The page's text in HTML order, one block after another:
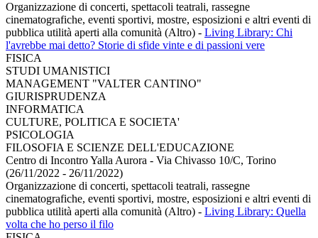
Organizzazione di concerti, spettacoli teatrali, rassegne
cinematografiche, eventi sportivi, mostre, esposizioni e altri eventi di
pubblica utilità aperti alla comunità (Altro) - Living Library: Chi
l'avrebbe mai detto? Storie di sfide vinte e di passioni vere
FISICA
STUDI UMANISTICI
MANAGEMENT "VALTER CANTINO"
GIURISPRUDENZA
INFORMATICA
CULTURE, POLITICA E SOCIETA'
PSICOLOGIA
FILOSOFIA E SCIENZE DELL'EDUCAZIONE
Centro di Incontro Yalla Aurora - Via Chivasso 10/C, Torino
(26/11/2022 - 26/11/2022)
Organizzazione di concerti, spettacoli teatrali, rassegne
cinematografiche, eventi sportivi, mostre, esposizioni e altri eventi di
pubblica utilità aperti alla comunità (Altro) - Living Library: Quella
volta che ho perso il filo